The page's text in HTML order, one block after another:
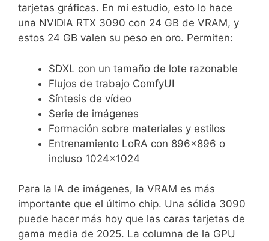
tarjetas gráficas. En mi estudio, esto lo hace
una NVIDIA RTX 3090 con 24 GB de VRAM, y
estos 24 GB valen su peso en oro. Permiten:
SDXL con un tamaño de lote razonable
Flujos de trabajo ComfyUI
Síntesis de vídeo
Serie de imágenes
Formación sobre materiales y estilos
Entrenamiento LoRA con 896×896 o
incluso 1024×1024
Para la IA de imágenes, la VRAM es más
importante que el último chip. Una sólida 3090
puede hacer más hoy que las caras tarjetas de
gama media de 2025. La columna de la GPU